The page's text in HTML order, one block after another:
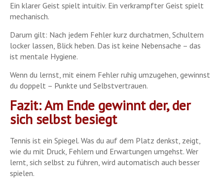
Ein klarer Geist spielt intuitiv. Ein verkrampfter Geist spielt
mechanisch.
Darum gilt: Nach jedem Fehler kurz durchatmen, Schultern
locker lassen, Blick heben. Das ist keine Nebensache – das
ist mentale Hygiene.
Wenn du lernst, mit einem Fehler ruhig umzugehen, gewinnst
du doppelt – Punkte und Selbstvertrauen.
Fazit: Am Ende gewinnt der, der
sich selbst besiegt
Tennis ist ein Spiegel. Was du auf dem Platz denkst, zeigt,
wie du mit Druck, Fehlern und Erwartungen umgehst. Wer
lernt, sich selbst zu führen, wird automatisch auch besser
spielen.